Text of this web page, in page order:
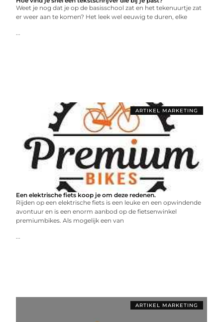
Weet je nog dat je op de basisschool zat en het tekenuurtje zat
er weer aan te komen? Het leek wel eeuwig te duren, elke
...
ARTIKEL MARKETING
Een elektrische fiets koop je om deze redenen.
Rijden op een elektrische fiets is een leuke en een opwindende
avontuur en is een enorm aanbod op de fietsenwinkel
premiumbikes. Als mogelijk een van
...
ARTIKEL MARKETING